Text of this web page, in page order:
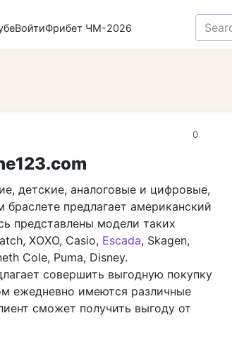
ВойтиФрибет ЧМ-2026
Search
for:
0
детские, аналоговые и цифровые,
предлагает американский
представлены модели таких
XOXO, Casio, Escada, Skagen,
Cole, Puma, Disney.
совершить выгодную покупку
ежедневно имеются различные
сможет получить выгоду от